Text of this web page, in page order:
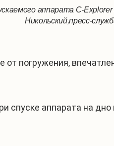
аппарата C-
Никольский,пресс-
погружения,
спуске аппарата на дно